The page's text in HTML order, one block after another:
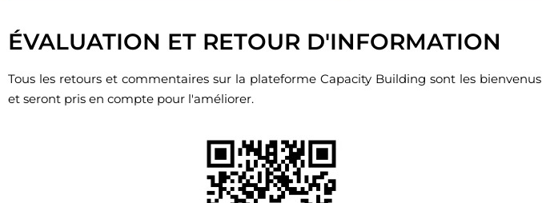
ÉVALUATION ET RETOUR D'INFORMATION
Tous les retours et commentaires sur la plateforme Capacity Building sont les bienvenus
et seront pris en compte pour l'améliorer.